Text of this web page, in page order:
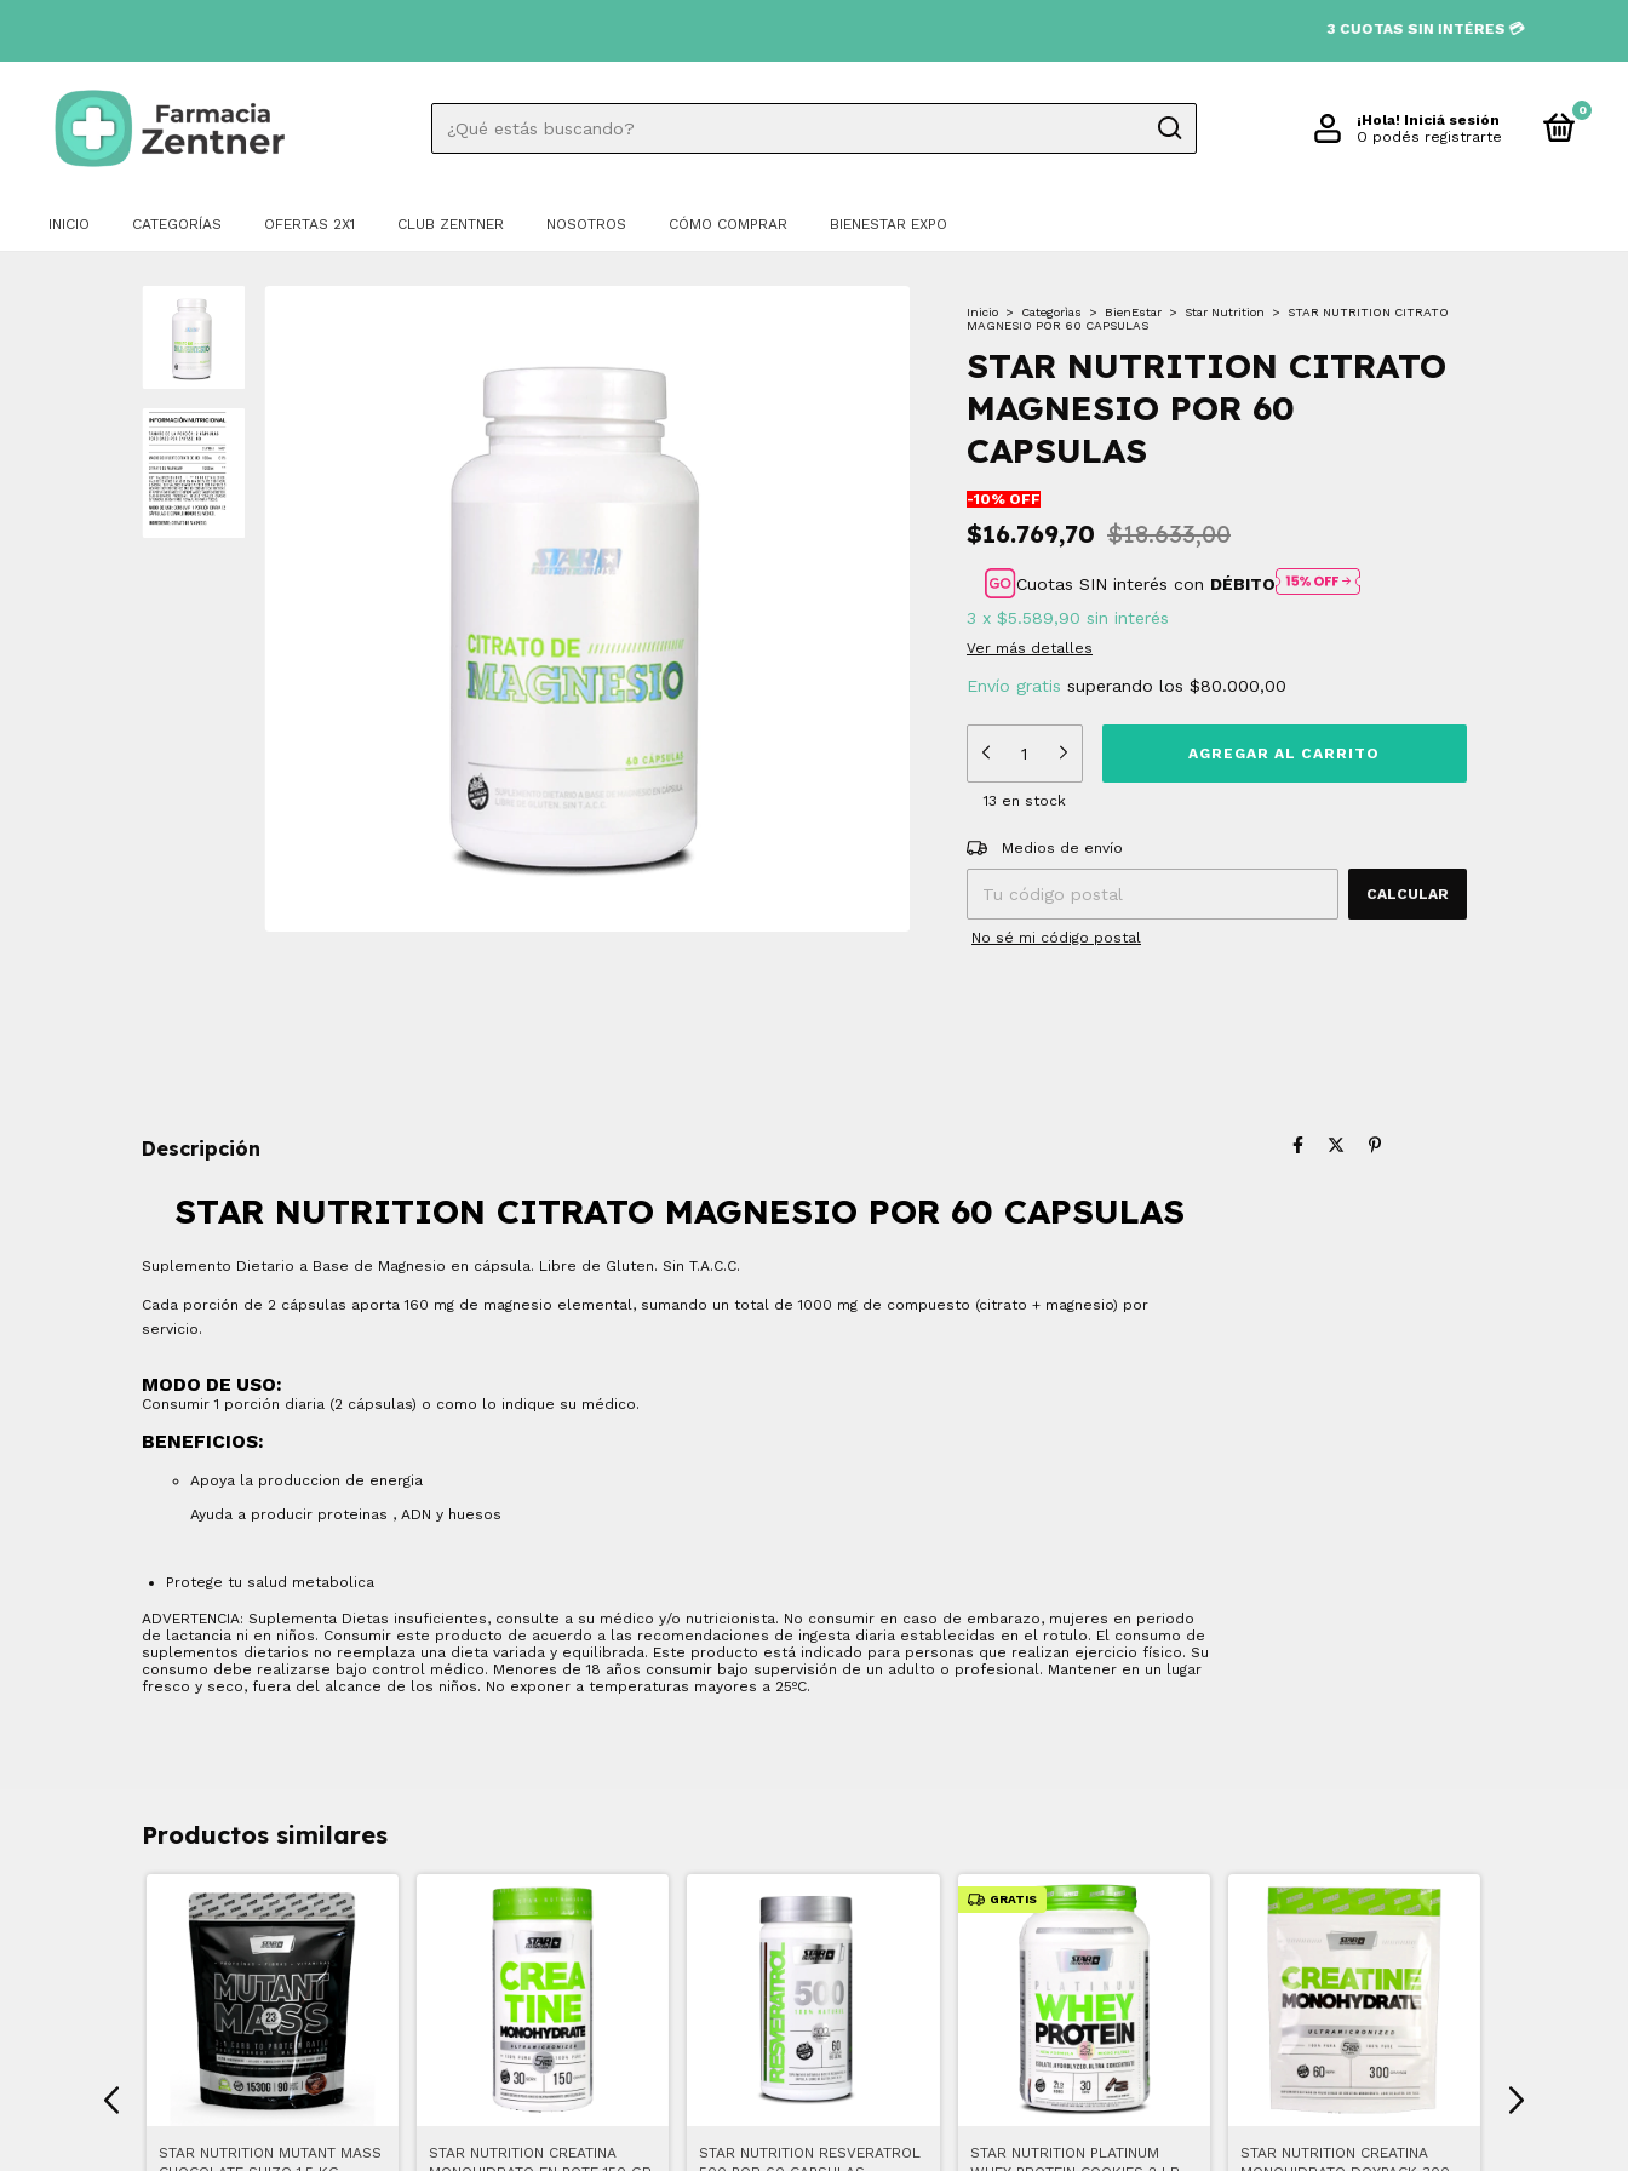
3 CUOTAS SIN INTÉRES 💳
¡Hola! Iniciá sesión
O podés registrarte
0
INICIO CATEGORÍAS OFERTAS 2X1 CLUB ZENTNER NOSOTROS CÓMO COMPRAR BIENESTAR EXPO
Inicio > Categorìas > BienEstar > Star Nutrition >
STAR NUTRITION CITRATO
MAGNESIO POR 60 CAPSULAS
STAR NUTRITION CITRATO
MAGNESIO POR 60
CAPSULAS
-10% OFF
$16.769,70 $18.633,00
Cuotas SIN interés con DÉBITO
3 x $5.589,90 sin interés
Ver más detalles
Envío gratis superando los $80.000,00
13 en stock
Entregas para el CP:
Medios de envío
CALCULAR
No sé mi código postal
Descripción
STAR NUTRITION CITRATO MAGNESIO POR 60 CAPSULAS
Suplemento Dietario a Base de Magnesio en cápsula. Libre de Gluten. Sin T.A.C.C.
Cada porción de 2 cápsulas aporta 160 mg de magnesio elemental, sumando un total de 1000 mg de compuesto (citrato + magnesio) por
servicio.
MODO DE USO:
Consumir 1 porción diaria (2 cápsulas) o como lo indique su médico.
BENEFICIOS:
Apoya la produccion de energia
Ayuda a producir proteinas , ADN y huesos
Protege tu salud metabolica
ADVERTENCIA: Suplementa Dietas insuficientes, consulte a su médico y/o nutricionista. No consumir en caso de embarazo, mujeres en periodo
de lactancia ni en niños. Consumir este producto de acuerdo a las recomendaciones de ingesta diaria establecidas en el rotulo. El consumo de
suplementos dietarios no reemplaza una dieta variada y equilibrada. Este producto está indicado para personas que realizan ejercicio físico. Su
consumo debe realizarse bajo control médico. Menores de 18 años consumir bajo supervisión de un adulto o profesional. Mantener en un lugar
fresco y seco, fuera del alcance de los niños. No exponer a temperaturas mayores a 25ºC.
Productos similares
STAR NUTRITION MUTANT MASS
STAR NUTRITION CREATINA
STAR NUTRITION RESVERATROL
GRATIS
STAR NUTRITION PLATINUM
STAR NUTRITION CREATINA